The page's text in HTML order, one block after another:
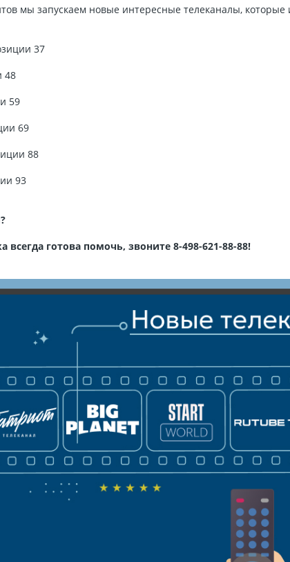
мы запускаем новые интересные телеканалы,
37
48
59
69
88
93
всегда готова помочь, звоните 8-498-621-88-88!